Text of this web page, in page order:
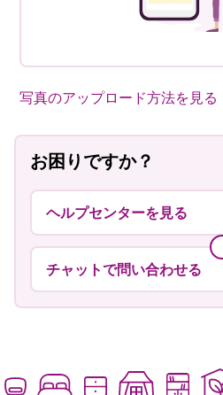
写真のアップロード方法を見る
お困りですか？
ヘルプセンターを見る
チャットで問い合わせる